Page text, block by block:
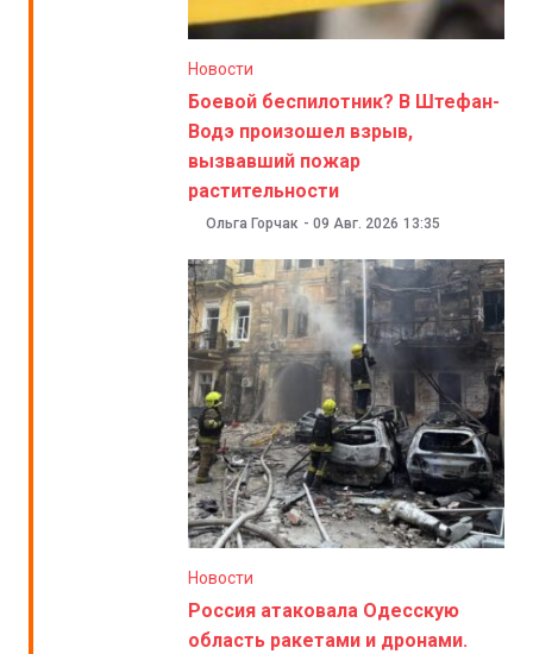
Новости
Боевой беспилотник? В Штефан-
Водэ произошел взрыв,
вызвавший пожар
растительности
Ольга Горчак - 09 Авг. 2026 13:35
Новости
Россия атаковала Одесскую
область ракетами и дронами.